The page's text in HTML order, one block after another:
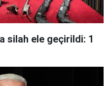
silah ele geçirildi: 1